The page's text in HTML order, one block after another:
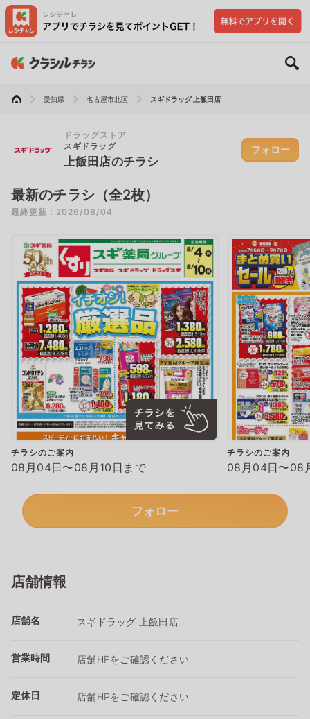
愛知県 名古屋市北区 スギドラッグ 上飯田店
ドラッグストア
スギドラッグ
上飯田店のチラシ
フォロー
最新のチラシ（全2枚）
最終更新：2026/08/04
チラシのご案内
08月04日〜08月10日まで
チラシのご案内
08月04日〜08
フォロー
店舗情報
店舗名 スギドラッグ 上飯田店
営業時間 店舗HPをご確認ください
定休日 店舗HPをご確認ください